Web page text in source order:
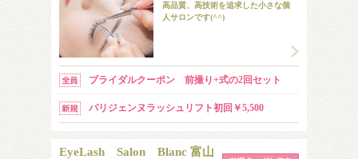
高品質、高技術を追求した小さな個
人サロンです(^^)
ブライダルクーポン 前撮り+式の2回セット
パリジェンヌラッシュリフト初回￥5,500
EyeLash Salon Blanc 富山